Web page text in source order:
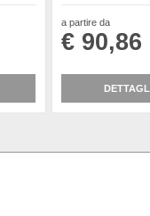
a partire da
€ 90,86